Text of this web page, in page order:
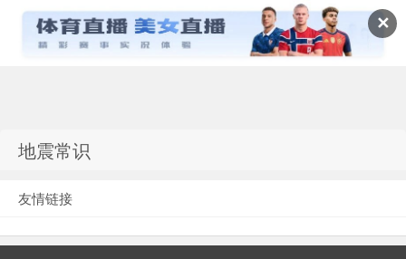
✕
地震常识
友情链接